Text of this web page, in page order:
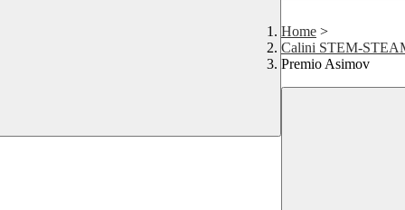
Home >
Calini STEM-
Premio Asimov